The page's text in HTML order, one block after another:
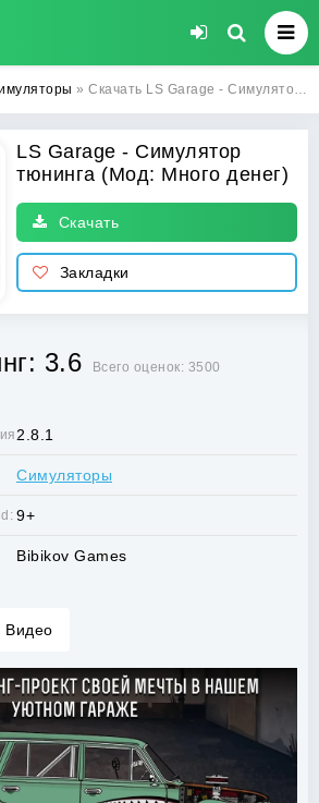
» Скачать LS Garage - Симулятор тюнинга Взлом (Много денег) на Андроид бесплатно
LS Garage - Симулятор
тюнинга (Мод: Много денег)
Скачать
Закладки
3.6 Всего оценок: 3500
2.8.1
Симуляторы
9+
Bibikov Games
Видео